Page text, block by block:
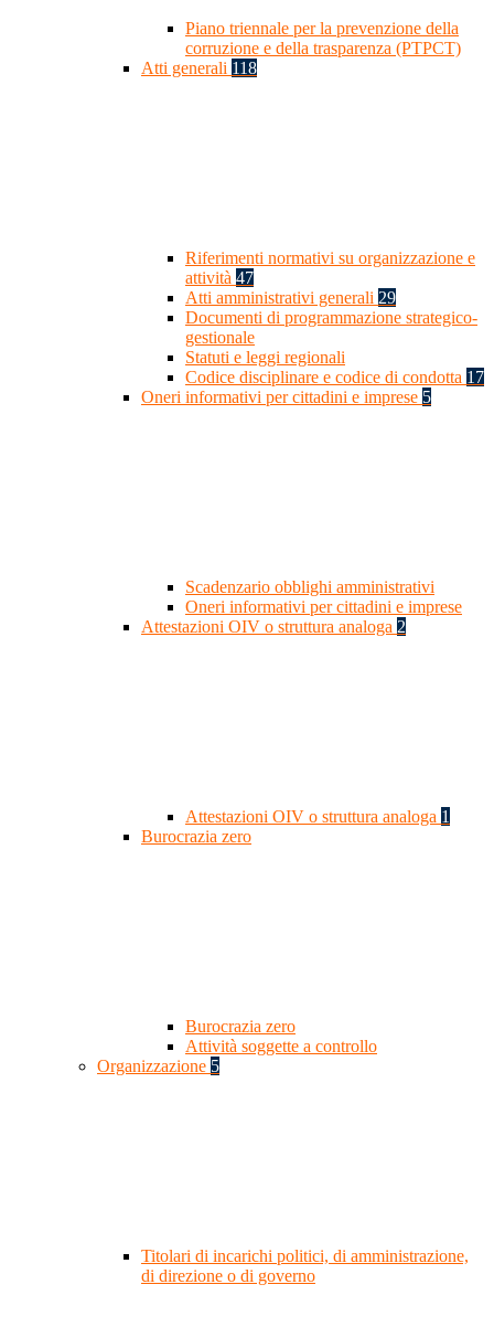
Piano triennale per la prevenzione della
corruzione e della trasparenza (PTPCT)
Atti generali 118
Riferimenti normativi su organizzazione e
attività 47
Atti amministrativi generali 29
Documenti di programmazione strategico-
gestionale
Statuti e leggi regionali
Codice disciplinare e codice di condotta 17
Oneri informativi per cittadini e imprese 5
Scadenzario obblighi amministrativi
Oneri informativi per cittadini e imprese
Attestazioni OIV o struttura analoga 2
Attestazioni OIV o struttura analoga 1
Burocrazia zero
Burocrazia zero
Attività soggette a controllo
Organizzazione 5
Titolari di incarichi politici, di amministrazione,
di direzione o di governo